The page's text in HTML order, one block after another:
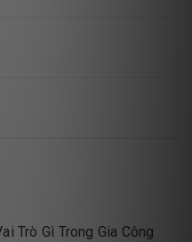
Trò Gì Trong Gia Công